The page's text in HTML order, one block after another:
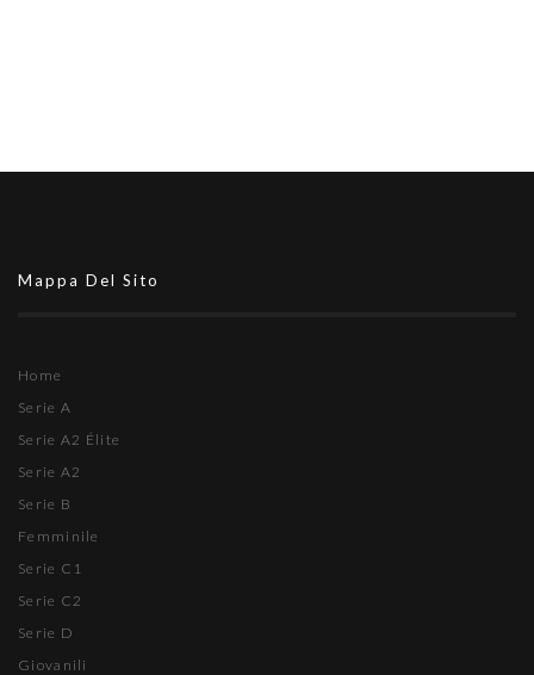
Mappa Del Sito
Home
Serie A
Serie A2 Élite
Serie A2
Serie B
Femminile
Serie C1
Serie C2
Serie D
Giovanili